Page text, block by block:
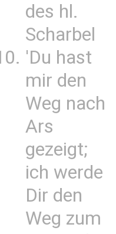
des hl.
Scharbel
'Du hast
mir den
Weg nach
Ars
gezeigt;
ich werde
Dir den
Weg zum